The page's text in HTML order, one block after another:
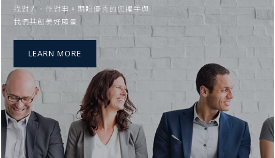
找對人、作對事。期盼優秀的您攜手與
我們共創美好願景
LEARN MORE